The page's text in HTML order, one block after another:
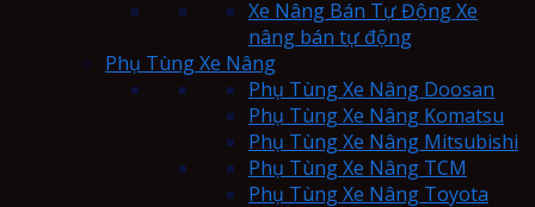
Xe Nâng Bán Tự Động Xe
nâng bán tự động
Phụ Tùng Xe Nâng
Phụ Tùng Xe Nâng Doosan
Phụ Tùng Xe Nâng Komatsu
Phụ Tùng Xe Nâng Mitsubishi
Phụ Tùng Xe Nâng TCM
Phụ Tùng Xe Nâng Toyota